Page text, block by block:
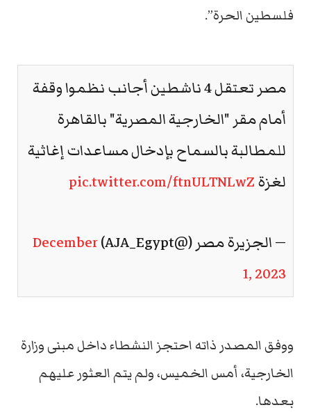
فلسطين الحرة”.
مصر تعتقل 4 ناشطين أجانب نظموا وقفة
أمام مقر "الخارجية المصرية" بالقاهرة
للمطالبة بالسماح بإدخال مساعدات إغاثية
لغزةpic.twitter.com/ftnULTNLwZ
— الجزيرة مصر (@AJA_Egypt)
December
1, 2023
ووفق المصدر ذاته احتجز النشطاء داخل مبنى وزارة
الخارجية، أمس الخميس، ولم يتم العثور عليهم
بعدها.